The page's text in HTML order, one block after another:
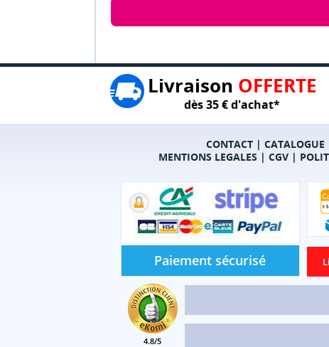
Livraison OFFERTE
dès 35 € d'achat*
CONTACT| CATALOGUE
MENTIONS LEGALES | CGV|
Paiement sécurisé
4.8/5